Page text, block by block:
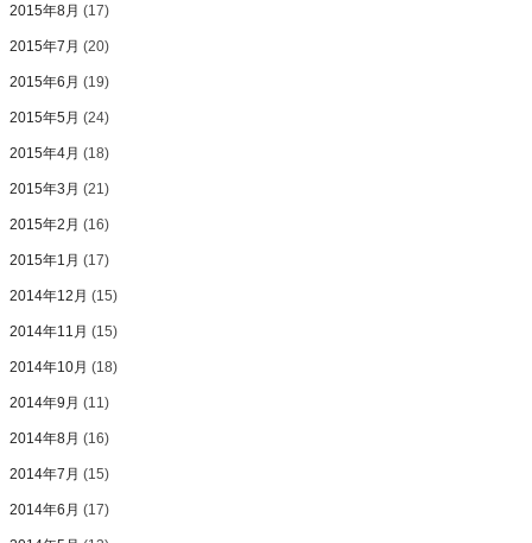
2015年8月 (17)
2015年7月 (20)
2015年6月 (19)
2015年5月 (24)
2015年4月 (18)
2015年3月 (21)
2015年2月 (16)
2015年1月 (17)
2014年12月 (15)
2014年11月 (15)
2014年10月 (18)
2014年9月 (11)
2014年8月 (16)
2014年7月 (15)
2014年6月 (17)